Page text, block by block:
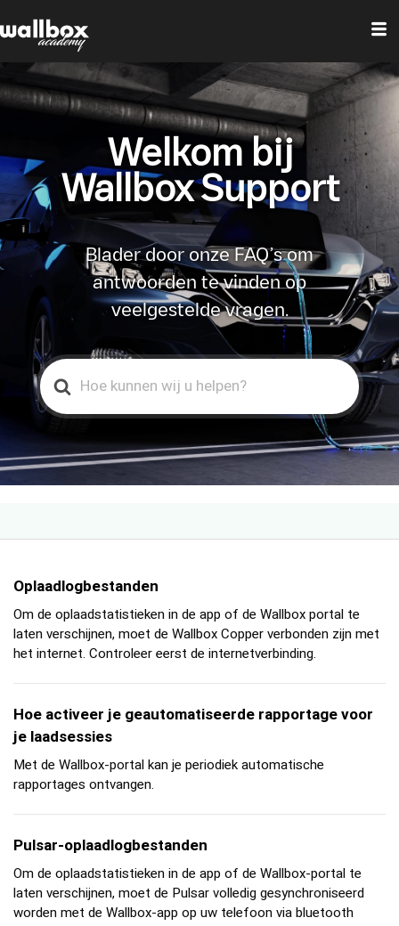
Welkom bij
Wallbox Support
Blader door onze FAQ’s om
antwoorden te vinden op
veelgestelde vragen.
Search
For
Oplaadlogbestanden
Om de oplaadstatistieken in de app of de Wallbox portal te
laten verschijnen, moet de Wallbox Copper verbonden zijn met
het internet. Controleer eerst de internetverbinding.
Hoe activeer je geautomatiseerde rapportage voor
je laadsessies
Met de Wallbox-portal kan je periodiek automatische
rapportages ontvangen.
Pulsar-oplaadlogbestanden
Om de oplaadstatistieken in de app of de Wallbox-portal te
laten verschijnen, moet de Pulsar volledig gesynchroniseerd
worden met de Wallbox-app op uw telefoon via bluetooth